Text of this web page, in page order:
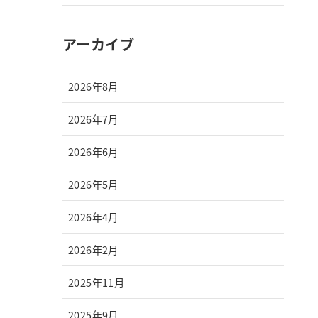
アーカイブ
2026年8月
2026年7月
2026年6月
2026年5月
2026年4月
2026年2月
2025年11月